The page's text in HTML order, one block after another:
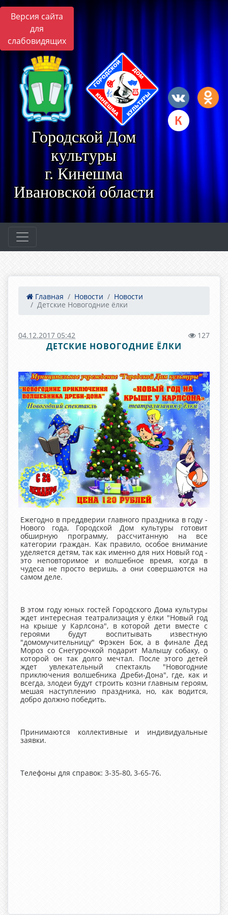
Версия сайта
для
слабовидящих
Городской Дом
культуры
г. Кинешма
Ивановской области
Главная Новости
Новости
Детские Новогодние ёлки
04.12.2017 05:42 127
ДЕТСКИЕ НОВОГОДНИЕ ЁЛКИ
Ежегодно в преддверии главного праздника в году -
Нового года, Городской Дом культуры готовит
обширную программу, рассчитанную на все
категории граждан. Как правило, особое внимание
уделяется детям, так как именно для них Новый год -
это неповторимое и волшебное время, когда в
чудеса не просто веришь, а они совершаются на
самом деле.
В этом году юных гостей Городского Дома культуры
ждет интересная театрализация у ёлки "Новый год
на крыше у Карлсона", в которой дети вместе с
героями будут воспитывать известную
"домомучительницу" Фрэкен Бок, а в финале Дед
Мороз со Снегурочкой подарит Малышу собаку, о
которой он так долго мечтал. После этого детей
ждет увлекательный спектакль "Новогодние
приключения волшебника Дреби-Дона", где, как и
всегда, злодеи будут строить козни главным героям,
мешая наступлению праздника, но, как водится,
добро должно победить.
Принимаются коллективные и индивидуальные
заявки.
Телефоны для справок: 3-35-80, 3-65-76.